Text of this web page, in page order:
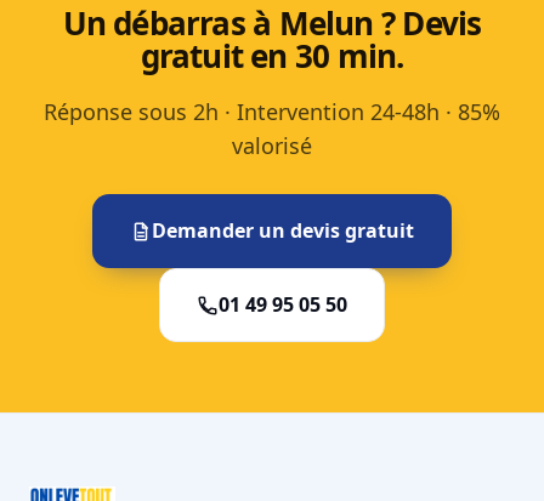
Un débarras à Melun ? Devis
gratuit en 30 min.
Réponse sous 2h · Intervention 24-48h · 85%
valorisé
Demander un devis gratuit
01 49 95 05 50